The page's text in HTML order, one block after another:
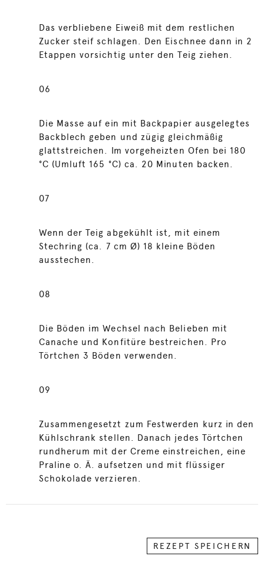
Das verbliebene Eiweiß mit dem restlichen
Zucker steif schlagen. Den Eischnee dann in 2
Etappen vorsichtig unter den Teig ziehen.
06
Die Masse auf ein mit Backpapier ausgelegtes
Backblech geben und zügig gleichmäßig
glattstreichen. Im vorgeheizten Ofen bei 180
°C (Umluft 165 °C) ca. 20 Minuten backen.
07
Wenn der Teig abgekühlt ist, mit einem
Stechring (ca. 7 cm Ø) 18 kleine Böden
ausstechen.
08
Die Böden im Wechsel nach Belieben mit
Canache und Konfitüre bestreichen. Pro
Törtchen 3 Böden verwenden.
09
Zusammengesetzt zum Festwerden kurz in den
Kühlschrank stellen. Danach jedes Törtchen
rundherum mit der Creme einstreichen, eine
Praline o. Ä. aufsetzen und mit flüssiger
Schokolade verzieren.
REZEPT SPEICHERN